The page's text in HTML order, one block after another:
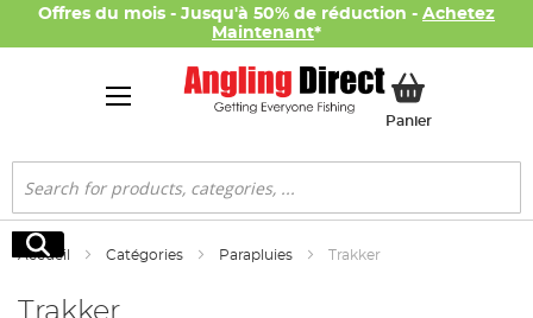
Offres du mois - Jusqu'à 50% de réduction - Achetez
Maintenant*
PanierMon panier
Rechercher
Rechercher
Accueil Catégories Parapluies Trakker
Trakker